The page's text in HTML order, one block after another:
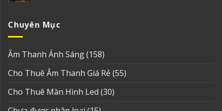
Chuyên Mục
Âm Thanh Ánh Sáng(158)
Cho Thuê Âm Thanh Giá Rẻ(55)
Cho Thuê Màn Hình Led (30)